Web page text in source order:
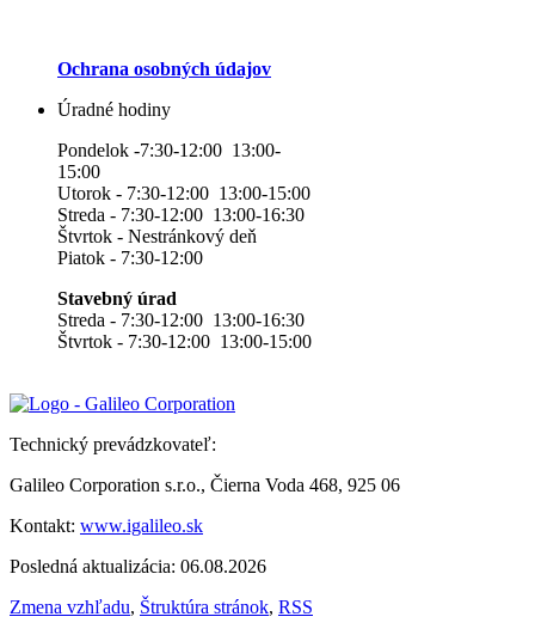
Ochrana osobných údajov
Úradné hodiny
Pondelok -7:30-12:00 13:00-
15:00
Utorok - 7:30-12:00 13:00-15:00
Streda - 7:30-12:00 13:00-16:30
Štvrtok - Nestránkový deň
Piatok - 7:30-12:00
Stavebný úrad
Streda - 7:30-12:00 13:00-16:30
Štvrtok - 7:30-12:00 13:00-15:00
Technický prevádzkovateľ:
Galileo Corporation s.r.o., Čierna Voda 468, 925 06
Kontakt: www.igalileo.sk
Posledná aktualizácia: 06.08.2026
Zmena vzhľadu, Štruktúra stránok, RSS